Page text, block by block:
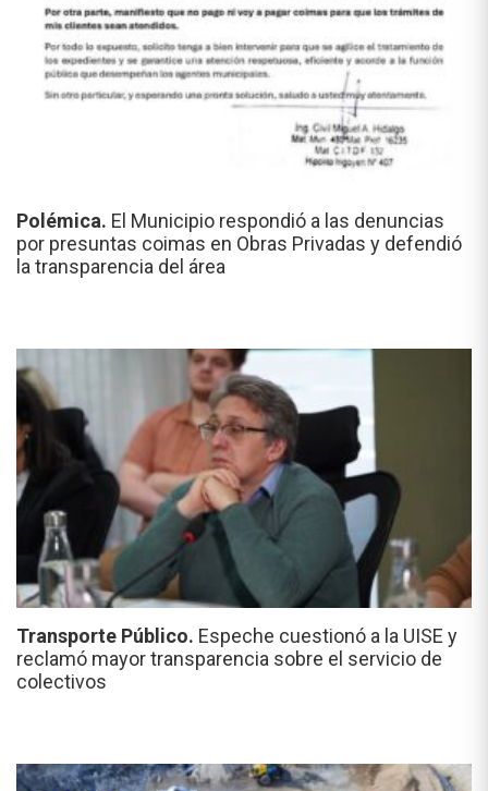
Polémica. El Municipio respondió a las denuncias
por presuntas coimas en Obras Privadas y defendió
la transparencia del área
Transporte Público. Espeche cuestionó a la UISE y
reclamó mayor transparencia sobre el servicio de
colectivos